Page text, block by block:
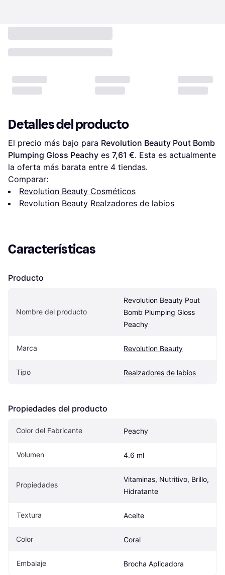
Detalles del producto
El precio más bajo para Revolution Beauty Pout Bomb
Plumping Gloss Peachy es 7,61 €. Esta es actualmente
la oferta más barata entre 4 tiendas.
Comparar:
Revolution Beauty Cosméticos
Revolution Beauty Realzadores de labios
Características
Producto
Nombre del producto
Revolution Beauty Pout
Bomb Plumping Gloss
Peachy
Marca Revolution Beauty
Tipo Realzadores de labios
Propiedades del producto
Color del Fabricante Peachy
Volumen 4.6 ml
Propiedades
Vitaminas, Nutritivo, Brillo,
Hidratante
Textura Aceite
Color Coral
Embalaje Brocha Aplicadora